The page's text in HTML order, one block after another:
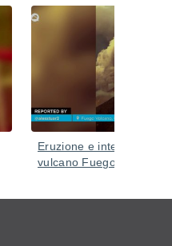
Eruzione e intensa
vulcano Fuego, in